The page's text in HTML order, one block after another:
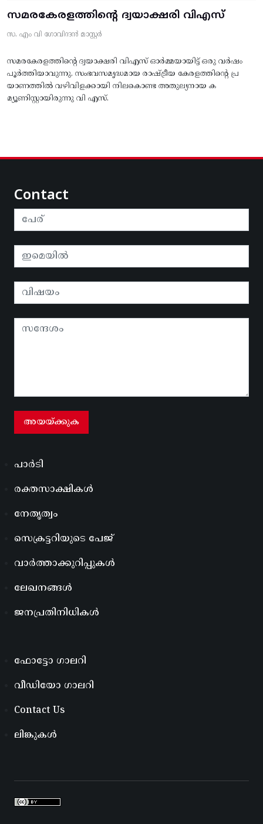
സമരകേരളത്തിൻ്റെ ദ്വയാക്ഷരി വിഎസ്
സ. എം വി ഗോവിന്ദൻ മാസ്റ്റർ
സമരകേരളത്തിൻ്റെ ദ്വയാക്ഷരി വിഎസ് ഓർമ്മയായിട്ട് ഒരു വർഷം
പൂർത്തിയാവുന്നു. സംഭവസമൃദ്ധമായ രാഷ്ട്രീയ കേരളത്തിന്റെ പ്ര
യാണത്തിൽ വഴിവിളക്കായി നിലകൊണ്ട അതുല്യനായ ക
മ്യൂണിസ്റ്റായിരുന്നു വി എസ്.
Contact
പാർടി
രക്തസാക്ഷികൾ
നേതൃത്വം
സെക്രട്ടറിയുടെ പേജ്
വാർത്താക്കുറിപ്പുകൾ
ലേഖനങ്ങൾ
ജനപ്രതിനിധികൾ
ഫോട്ടോ ഗാലറി
വീഡിയോ ഗാലറി
Contact Us
ലിങ്കുകൾ